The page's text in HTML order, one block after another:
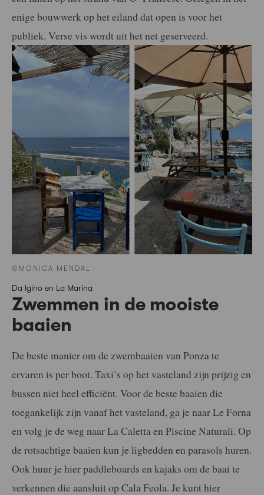
enige bouwwerk op het eiland dat open is voor het
publiek. Verse vis wordt uit het net geserveerd.
©MONICA MENDAL
Da Igino en La Marina
Zwemmen in de mooiste
baaien
De beste manier om de zwembaaien van Ponza te
ervaren is per boot. Taxi’s op het vasteland zijn prijzig en
bussen niet heel efficiënt. Voor de beste baaien die
toegankelijk zijn vanaf het vasteland, ga je naar Le Forna
en volg je de weg naar La Caletta en Piscine Naturali. Op
de rotsachtige baaien kun je ligbedden en parasols huren.
Ook huur je hier paddleboards en kajaks om de baai te
verkennen die aansluit op Cala Feola. Je kunt hier